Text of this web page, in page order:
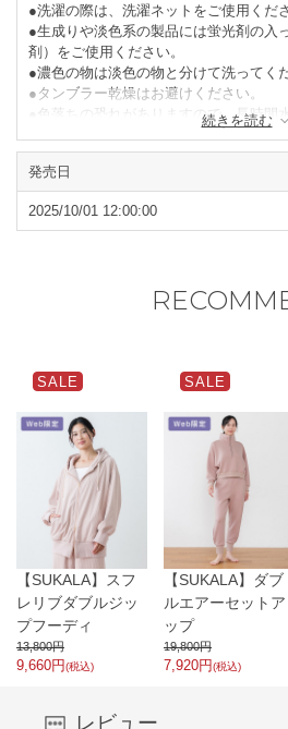
●洗濯の際は、洗濯ネットをご使用くださ
●生成りや淡色系の製品には蛍光剤の入
剤）をご使用ください。
●濃色の物は淡色の物と分けて洗ってく
●タンブラー乾燥はお避けください。
●色落ちの恐れがありますので、長時間
●形を整えて陰干ししてください。
●繰り返しの摩擦や洗濯により、毛羽が
の際はブラシなどで毛羽を整えてくださ
●汗や雨でぬれた状態での摩擦で色が移
続きを読む
閉じる
発売日
2025/10/01 12:00:00
SALE
【SUKALA】スフ
レリブダブルジッ
プフーディ
13,800円
9,660円(税込)
SALE
【SUKALA】ダブ
ルエアーセットア
ップ
19,800円
7,920円(税込)
レビュー